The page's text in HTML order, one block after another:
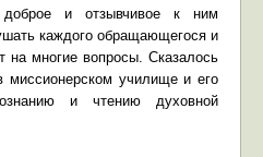
и отзывчивое к ним
каждого обращающегося и
на многие вопросы. Сказалось
миссионерском училище и его
и чтению духовной